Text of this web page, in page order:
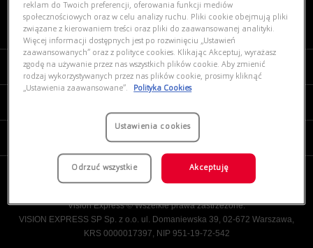
O NAS
MOJE VISION EXPRESS
Vision Express © Wszelkie prawa zastrzeżone.
VISION EXPRESS SP Sp. z o.o. ul. Domaniewska 39, 02-672 Warszawa,
KRS 0000017397, NIP 951-19-72-542
reklam do Twoich preferencji, oferowania funkcji mediów
społecznościowych oraz w celu analizy ruchu. Pliki cookie obejmują pliki
związane z kierowaniem treści oraz pliki do zaawansowanej analityki.
Więcej informacji dostępnych jest po rozwinięciu „Ustawień
zaawansowanych” oraz z polityce cookies. Klikając Akceptuj, wyrażasz
zgodę na używanie przez nas wszystkich plików cookie. Aby zmienić
rodzaj wykorzystywanych przez nas plików cookie, prosimy kliknąć
„Ustawienia zaawansowane”.
Polityka Cookies
Ustawienia cookies
Odrzuć wszystkie Akceptuję